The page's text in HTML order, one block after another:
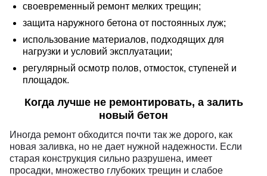
своевременный ремонт мелких трещин;
защита наружного бетона от постоянных луж;
использование материалов, подходящих для
нагрузки и условий эксплуатации;
регулярный осмотр полов, отмосток, ступеней и
площадок.
Когда лучше не ремонтировать, а залить
новый бетон
Иногда ремонт обходится почти так же дорого, как
новая заливка, но не дает нужной надежности. Если
старая конструкция сильно разрушена, имеет
просадки, множество глубоких трещин и слабое